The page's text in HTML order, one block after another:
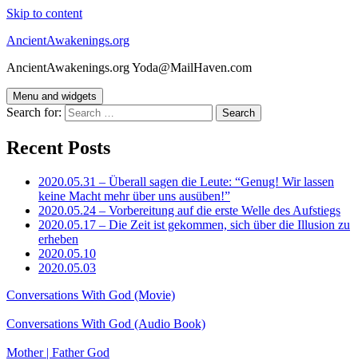
Skip to content
AncientAwakenings.org
AncientAwakenings.org Yoda@MailHaven.com
Menu and widgets
Search for:
Recent Posts
2020.05.31 – Überall sagen die Leute: “Genug! Wir lassen
keine Macht mehr über uns ausüben!”
2020.05.24 – Vorbereitung auf die erste Welle des Aufstiegs
2020.05.17 – Die Zeit ist gekommen, sich über die Illusion zu
erheben
2020.05.10
2020.05.03
Conversations With God (Movie)
Conversations With God (Audio Book)
Mother | Father God